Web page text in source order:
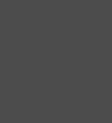
die heimische Insektenwelt
Blüten sitzen in Gruppen bis
mildes Klima,
zu entwickeln. Die
ist sehr säuerlich und